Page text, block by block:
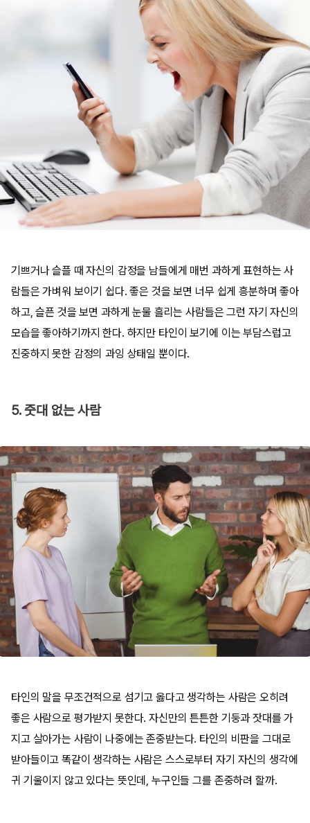
기쁘거나 슬플 때 자신의 감정을 남들에게 매번 과하게 표현하는 사
람들은 가벼워 보이기 쉽다. 좋은 것을 보면 너무 쉽게 흥분하며 좋아
하고, 슬픈 것을 보면 과하게 눈물 흘리는 사람들은 그런 자기 자신의
모습을 좋아하기까지 한다. 하지만 타인이 보기에 이는 부담스럽고
진중하지 못한 감정의 과잉 상태일 뿐이다.
5. 줏대 없는 사람
타인의 말을 무조건적으로 섬기고 옳다고 생각하는 사람은 오히려
좋은 사람으로 평가받지 못한다. 자신만의 튼튼한 기둥과 잣대를 가
지고 살아가는 사람이 나중에는 존중받는다. 타인의 비판을 그대로
받아들이고 똑같이 생각하는 사람은 스스로부터 자기 자신의 생각에
귀 기울이지 않고 있다는 뜻인데, 누구인들 그를 존중하려 할까.